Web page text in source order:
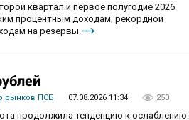
квартал и первое полугодие 2026
процентным доходам, рекордной
на резервы.
рынков ПСБ 07.08.2026 11:34 250
продолжила тенденцию к ослаблению.